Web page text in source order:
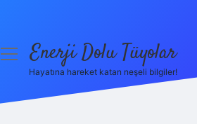
menüyüEnerji Dolu Tüyolar
Hayatına hareket katan neşeli bilgiler!